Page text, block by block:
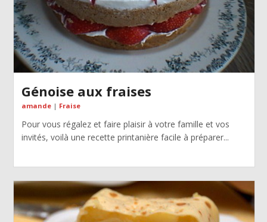
Génoise aux fraises
amande| Fraise
Pour vous régalez et faire plaisir à votre famille et vos
invités, voilà une recette printanière facile à préparer...